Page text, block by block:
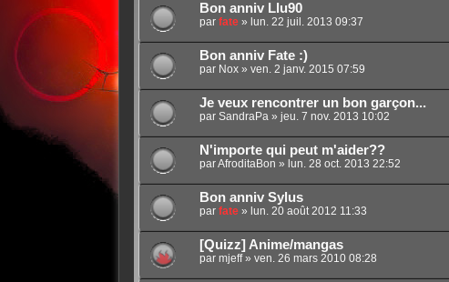
Bon anniv Llu90
par fate» lun. 22 juil. 2013 09:37
Bon anniv Fate :)
par Nox» ven. 2 janv. 2015 07:59
Je veux rencontrer un bon garçon...
par SandraPa» jeu. 7 nov. 2013 10:02
N'importe qui peut m'aider??
parAfroditaBon » lun. 28 oct. 2013 22:52
Bon anniv Sylus
par fate» lun. 20 août 2012 11:33
[Quizz] Anime/mangas
par mjeff» ven. 26 mars 2010 08:28